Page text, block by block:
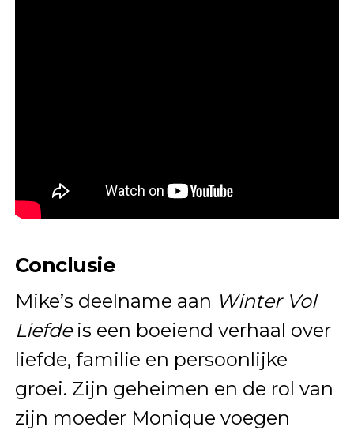
Conclusie
Mike’s deelname aan Winter Vol
Liefdeis een boeiend verhaal over
liefde, familie en persoonlijke
groei. Zijn geheimen en de rol van
zijn moeder Monique voegen